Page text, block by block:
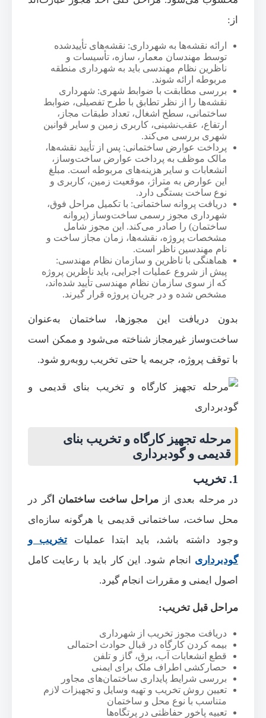
از:
ارائه نقشه‌ها به شهرداری: نقشه‌های تأییدشده
توسط مهندسان معمار، سازه، تأسیسات و
ناظرین نظام مهندسی باید به شهرداری منطقه
مربوطه ارائه شوند.
بررسی مطابقت با ضوابط شهری: شهرداری
نقشه‌ها را از نظر تطابق با طرح تفصیلی، ضوابط
ساختمانی، سطح اشغال، تعداد طبقات مجاز،
ارتفاع، عقب‌نشینی، کاربری زمین و سایر قوانین
شهری بررسی می‌کند.
پرداخت عوارض ساختمانی: پس از تأیید نقشه‌ها،
مالک موظف به پرداخت عوارض ساخت‌وساز،
انشعابات و سایر هزینه‌های مربوطه است. مبلغ
این عوارض به متراژ، موقعیت زمین، کاربری و
نوع ساخت بستگی دارد.
دریافت پروانه ساختمانی: با تکمیل مراحل فوق،
شهرداری مجوز رسمی ساخت‌وساز (پروانه
ساختمان) را صادر می‌کند. این مجوز شامل
مشخصات پروژه، نقشه‌ها، زمان مجاز ساخت و
نام مهندسین ناظر است.
هماهنگی با ناظرین و سازمان نظام مهندسی:
پیش از شروع عملیات اجرایی، باید ناظرین پروژه
که از سوی سازمان نظام مهندسی تأیید شده‌اند،
مشخص شده و در جریان پروژه قرار گیرند.
بدون دریافت این مجوزها، ساختمان به‌عنوان
ساخت‌وساز غیرمجاز شناخته می‌شود و ممکن است
با توقف پروژه، جریمه یا حتی تخریب روبه‌رو شود.
مرحله تجهیز کارگاه و تخریب بنای
قدیمی و گودبرداری
1. تخریب
در مرحله بعدی از مراحل ساخت ساختمان اگر در
محل ساخت، ساختمانی قدیمی یا هرگونه سازه‌ای
وجود داشته باشد، باید ابتدا عملیات تخریب و
گودبرداری انجام شود. این کار باید با رعایت کامل
اصول ایمنی و مقررات انجام گیرد.
مراحل قبل تخریب:
دریافت مجوز تخریب از شهرداری
بیمه کردن کارگاه در قبال حوادث احتمالی
قطع انشعابات آب، برق، گاز و تلفن
حصارکشی اطراف ملک برای ایمنی
بررسی شرایط پایداری ساختمان‌های مجاور
تعیین روش تخریب و تهیه وسایل و تجهیزات لازم
متناسب با نوع محل و ساختمان
تعبیه پاخور حفاظتی در پرتگاه‌ها